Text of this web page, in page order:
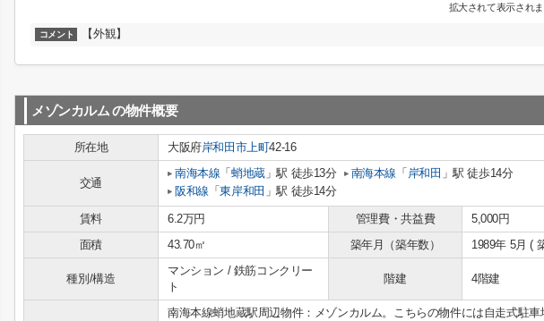
拡大されて表示されま
コメント 【外観】
メゾンカルム の物件概要
所在地 大阪府岸和田市上町42-16
交通
南海本線 「蛸地蔵」駅 徒歩13分 南海本線 「 岸和田 」駅 徒歩14分
阪和線 「東岸和田 」駅 徒歩14分
賃料 6.2万円 管理費・共益費
5,000円
面積
43.70㎡ 築年月（築年数） 1989年 5月 (
種別/構造
マンション / 鉄筋コンクリー
ト
階建 4階建
南海本線蛸地蔵駅周辺物件：メゾンカルム。こちらの物件には自走式駐車